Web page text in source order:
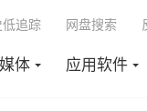
体 应用软件
追踪 网盘搜索